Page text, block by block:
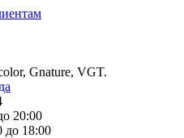
Gnature, VGT.
20:00
до 18:00